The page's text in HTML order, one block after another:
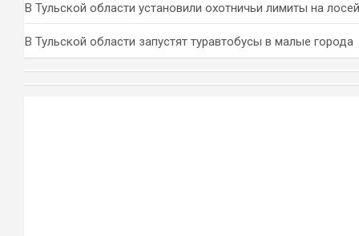
В Тульской области установили охотничьи лимиты на
В Тульской области запустят туравтобусы в малые города